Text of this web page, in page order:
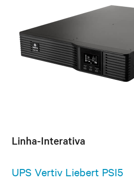
Linha-Interativa
UPS Vertiv Liebert PSI5